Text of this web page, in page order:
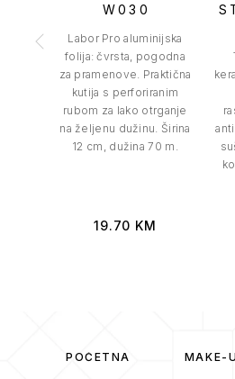
W030
Labor Pro aluminijska
folija: čvrsta, pogodna
za pramenove. Praktična
kutija s perforiranim
rubom za lako otrganje
na željenu dužinu. Širina
12 cm, dužina 70 m.
19.70 KM
POČETNA MAKE-